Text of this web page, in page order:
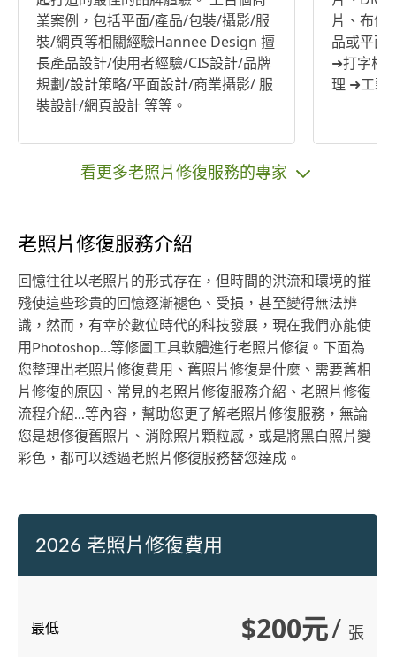
業案例，包括平面/產品/包裝/攝影/服
裝/網頁等相關經驗Hannee Design 擅
長產品設計/使用者經驗/CIS設計/品牌
規劃/設計策略/平面設計/商業攝影/ 服
裝設計/網頁設計 等等。
片、布條
品或平面
➜打字校
理 ➜工藝
看更多老照片修復服務的專家
老照片修復服務介紹
回憶往往以老照片的形式存在，但時間的洪流和環境的摧
殘使這些珍貴的回憶逐漸褪色、受損，甚至變得無法辨
識，然而，有幸於數位時代的科技發展，現在我們亦能使
用Photoshop…等修圖工具軟體進行老照片修復。下面為
您整理出老照片修復費用、舊照片修復是什麼、需要舊相
片修復的原因、常見的老照片修復服務介紹、老照片修復
流程介紹...等內容，幫助您更了解老照片修復服務，無論
您是想修復舊照片、消除照片顆粒感，或是將黑白照片變
彩色，都可以透過老照片修復服務替您達成。
2026 老照片修復費用
最低 $200元/ 張